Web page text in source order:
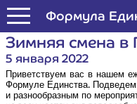
Формула
Зим­няя сме­на в
5 января 2022
При­вет­ству­ем вас в нашем
Фор­му­ле Един­ства.
и раз­но­об­раз­ным по